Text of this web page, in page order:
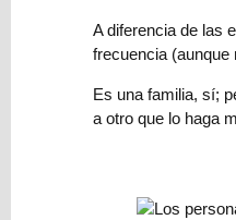
ciencia
ficción:
introducción
A diferencia de las
frecuencia (aunque
Es una familia, sí;
a otro que lo haga